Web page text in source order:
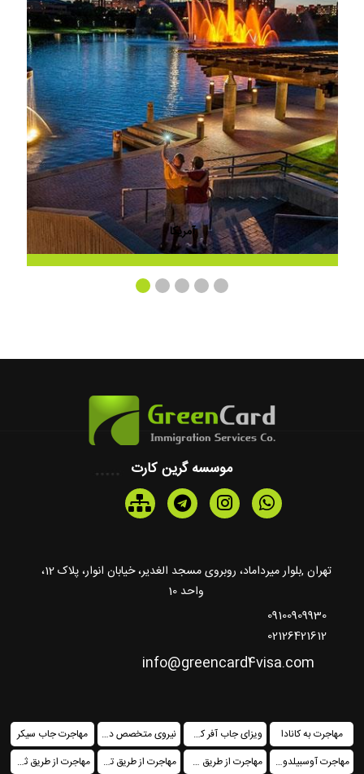
آمریکا
موسسه گرین کارت
تهران ,بلوار میرداماد، روبروی مسجد الغدیر، خیابان انوار، پلاک 12،
واحد 10
09100909930
02126421612
info@greencard4visa.com
مهاجرت به کانادا ویزای جاب آفر کشورهای اروپایی نیروی متخصص در کانادا فدرال
مهاجرت جاب سیکر
مهاجرت آوسبیلدونگ
مهاجرت از طریق خرید ملک مهاجرت از طریق تمکن مالی مهاجرت از طریق ثبت شرکت